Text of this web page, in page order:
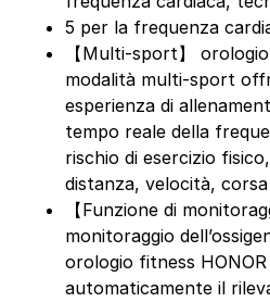
5 per la frequenza
【Multi-sport】
modalità multi-sport
esperienza di
tempo reale della
rischio di esercizio
distanza, velocità, corsa
【Funzione di
monitoraggio
orologio fitness HONOR
automaticamente il